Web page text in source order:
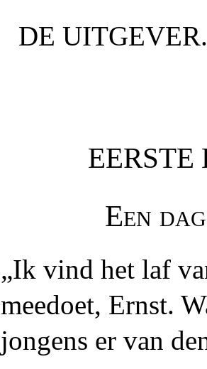
DE
EERSTE
Een
„Ik vind het laf
meedoet, Ernst.
jongens er van